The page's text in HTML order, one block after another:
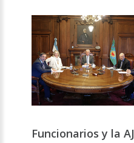
Funcionarios y la